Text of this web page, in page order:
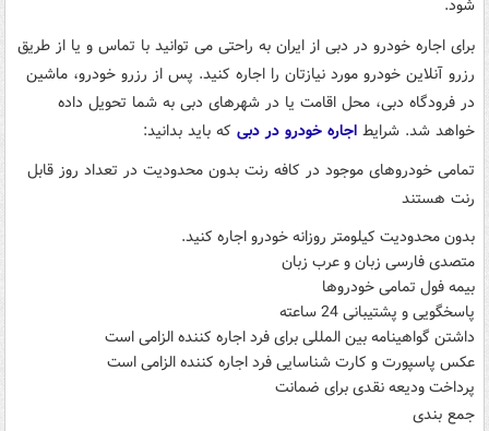
شود.
برای اجاره خودرو در دبی از ایران به راحتی می توانید با تماس و یا از طریق
رزرو آنلاین خودرو مورد نیازتان را اجاره کنید. پس از رزرو خودرو، ماشین
در فرودگاه دبی، محل اقامت یا در شهرهای دبی به شما تحویل داده
خواهد شد. شرایط اجاره خودرو در دبی که باید بدانید:
تمامی خودروهای موجود در کافه رنت بدون محدودیت در تعداد روز قابل
رنت هستند
بدون محدودیت کیلومتر روزانه خودرو اجاره کنید.
متصدی فارسی زبان و عرب زبان
بیمه فول تمامی خودروها
پاسخگویی و پشتیبانی 24 ساعته
داشتن گواهینامه بین المللی برای فرد اجاره کننده الزامی است
عکس پاسپورت و کارت شناسایی فرد اجاره کننده الزامی است
پرداخت ودیعه نقدی برای ضمانت
جمع بندی